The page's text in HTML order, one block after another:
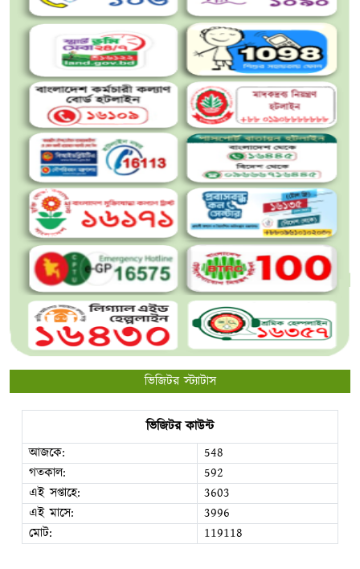
ভিজিটর স্ট্যাটাস
ভিজিটর কাউন্ট
আজকে:
548
গতকাল:
592
এই সপ্তাহে:
3603
এই মাসে:
3996
মোট:
119118